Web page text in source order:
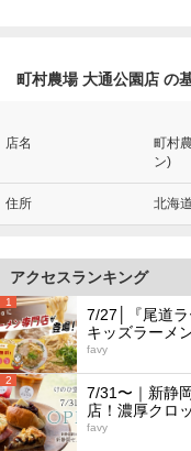
町村農場 大通公園店 の
店名
町村
ン)
住所 北海
アクセスランキング
1
7/27│『尾道ラ
キッズラーメ
favy
2
7/31〜｜新静
店！濃厚クロ
favy